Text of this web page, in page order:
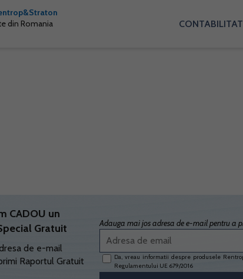
din Romania
CADOU un
Gratuit
de e-mail
Raportul Gratuit
Adauga mai jos adresa de e-mail pentru a
Da, vreau informatii despre produsele
Regulamentului UE 679/2016